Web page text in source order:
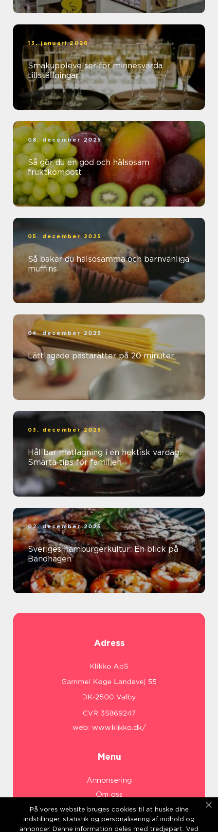
13. januari 2026
Smakupplevelser för minnesvärda
tillställningar
08. december 2025
Så gör du en god och hälsosam
fruktkompott
05. december 2025
Så bakar du hälsosamma och barnvänliga
muffins
04. december 2025
Lättlagade pastarätter på 20 minuter
03. december 2025
Hållbar matlagning i en hektisk vardag:
Smarta tips för familjen
02. december 2025
Sveriges hamburgerkultur: En blick på
Bandhagen
Adress
web: www.klikko.dk/
Menu
Annonsering
Om oss
Cookies
Kontakta oss
På vores website bruges cookies til at huske dine
indstillinger, statistik og personalisering af indhold og
annoncer. Denne information deles med tredjepart. Ved